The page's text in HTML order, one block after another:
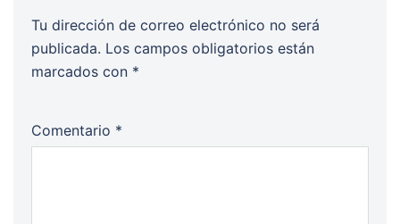
Tu dirección de correo electrónico no será
publicada. Los campos obligatorios están
marcados con *
Comentario *